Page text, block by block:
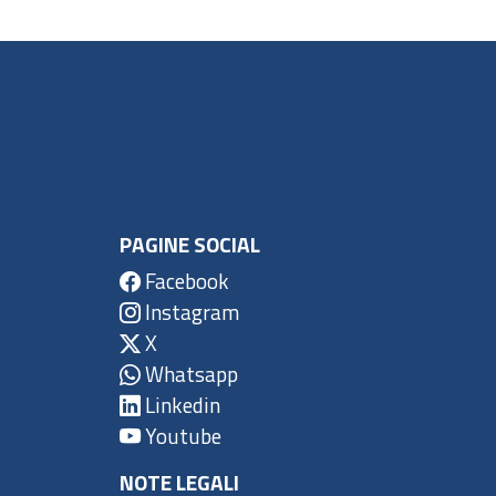
PAGINE SOCIAL
Facebook
Instagram
X
Whatsapp
Linkedin
Youtube
NOTE LEGALI